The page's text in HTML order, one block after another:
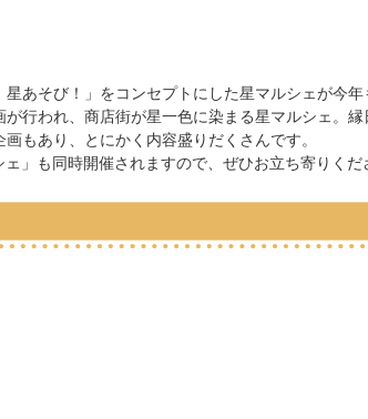
あそび！」をコンセプトにした星マルシェが今年
が行われ、商店街が星一色に染まる星マルシェ。
もあり、とにかく内容盛りだくさんです。
」も同時開催されますので、ぜひお立ち寄りくだ